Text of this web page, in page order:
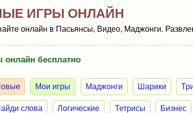
ИГРЫ ОНЛАЙН
онлайн в Пасьянсы, Видео, Маджонги.
онлайн бесплатно
Мои игры Маджонги Шарики
слова Логические Тетрисы Бизнес